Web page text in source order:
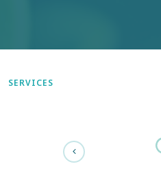
SERVICES